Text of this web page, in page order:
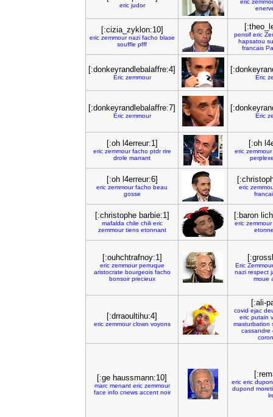
eric judor
eric
[:cizia_zyklon:10]
eric zemmour nazi facho blase
souffle pfff
pensif eric
hapsatou
francais
[:donkeyrandlebalaffre:4]
Eric zemmour Eric
[:donkeyrandlebalaffre:7]
Eric zemmour Eric
[:oh l4erreur:1]
eric zemmour facho ptdr rire
drole marrant
[:oh
eric zemmour
[:oh l4erreur:6]
eric zemmour facho beau
gosse
eric
[:christophe barbie:1]
mafalda chile chili eric
zemmour tiens etonnant
[:baron
eric zemmour
[:ouhchtrafnoy:1]
eric zemmour perruque
aristocrate bourgeois facho
bonsoir precieux
Eric Zemmour
nazi respect
moue
[:drraoultihu:4]
eric zemmour clown voyons
[:ali-
covid ejac
eric putain
masturbation
cassandre
[:ge haussmann:10]
marc menant eric zemmour
face info cnews accent noir
eric eric
dupond moreti